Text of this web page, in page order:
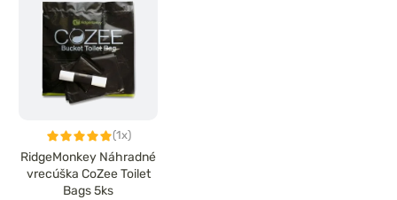
(1x)
RidgeMonkey Náhradné
vrecúška CoZee Toilet
Bags 5ks